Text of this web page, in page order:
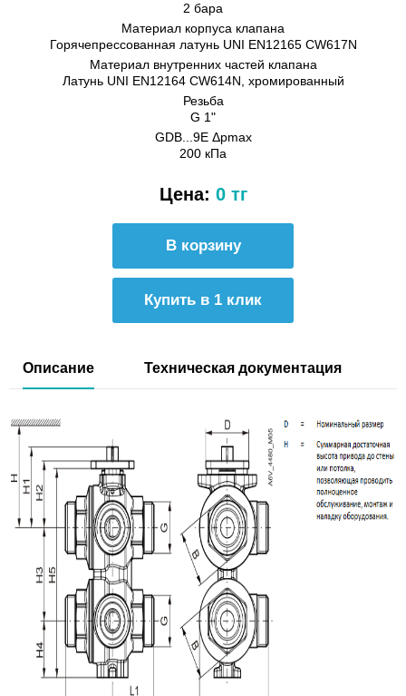
2 бара
Материал корпуса клапана
Горячепрессованная латунь UNI EN12165 CW617N
Материал внутренних частeй клапана
Латунь UNI EN12164 CW614N, хромированный
Резьба
G 1"
GDB...9E Δpmax
200 кПа
Цена: 0 тг
Купить в 1 клик
Описание Техническая документация